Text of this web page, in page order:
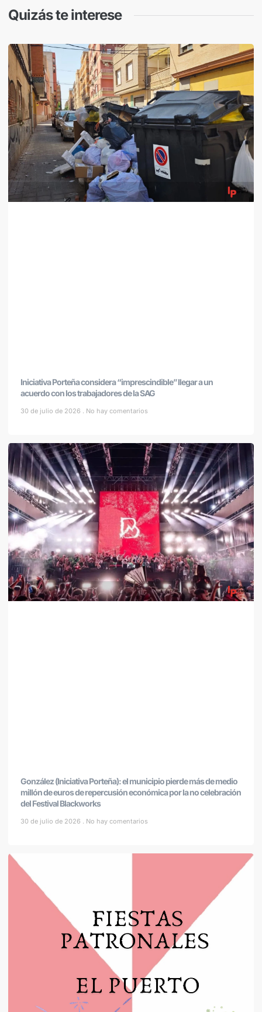
Quizás te interese
Iniciativa Porteña considera “imprescindible” llegar a un
acuerdo con los trabajadores de la SAG
30 de julio de 2026 No hay comentarios
González (Iniciativa Porteña): el municipio pierde más de medio
millón de euros de repercusión económica por la no celebración
del Festival Blackworks
30 de julio de 2026 No hay comentarios